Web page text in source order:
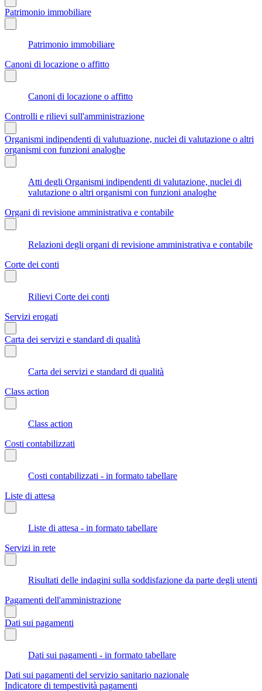
Patrimonio immobiliare
Patrimonio immobiliare
Canoni di locazione o affitto
Canoni di locazione o affitto
Controlli e rilievi sull'amministrazione
Organismi indipendenti di valutuazione, nuclei di valutazione o altri
organismi con funzioni analoghe
Atti degli Organismi indipendenti di valutazione, nuclei di
valutazione o altri organismi con funzioni analoghe
Organi di revisione amministrativa e contabile
Relazioni degli organi di revisione amministrativa e contabile
Corte dei conti
Rilievi Corte dei conti
Servizi erogati
Carta dei servizi e standard di qualità
Carta dei servizi e standard di qualità
Class action
Class action
Costi contabilizzati
Costi contabilizzati - in formato tabellare
Liste di attesa
Liste di attesa - in formato tabellare
Servizi in rete
Risultati delle indagini sulla soddisfazione da parte degli utenti
Pagamenti dell'amministrazione
Dati sui pagamenti
Dati sui pagamenti - in formato tabellare
Dati sui pagamenti del servizio sanitario nazionale
Indicatore di tempestività pagamenti